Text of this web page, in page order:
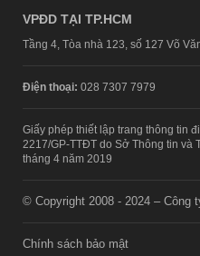
VPĐD TẠI TP.HCM
Tầng 4, Tòa nhà 123, số 127 Võ
Điện thoại: 028 7307 7979
Giấy phép thiết lập trang thông tin
2217/GP-TTĐT do Sở Thông tin và
tháng 4 năm 2019
© Copyright 2008 - 2024 – Công
Chính sách bảo mật